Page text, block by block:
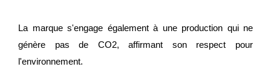
La marque s'engage également à une production qui ne
génère pas de CO2, affirmant son respect pour
l'environnement.